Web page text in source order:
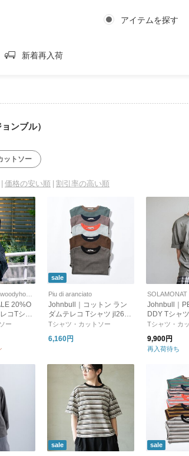
アイテムを探す
新着再入荷
ンブル）
ットソー
価格の安い順 割引率の高い順
20%O
コTシャ
ットソ
ー
sale
Piu di aranciato
Johnbull｜コットン ラン
ダムテレコ Tシャツ jl261c
11
Tシャツ・カットソー
6,160円
Johnbull｜
DDY Tシャ
バディ 半袖
Tシャツ・カ
9,900円
再入荷待ち
sale sale